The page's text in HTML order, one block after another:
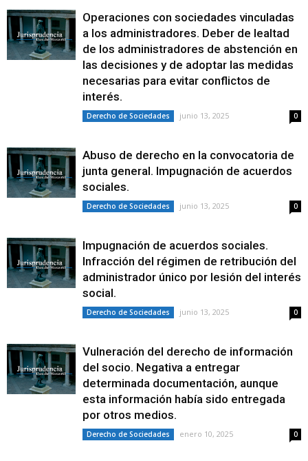
Operaciones con sociedades vinculadas
a los administradores. Deber de lealtad
de los administradores de abstención en
las decisiones y de adoptar las medidas
necesarias para evitar conflictos de
interés.
Derecho de Sociedades junio 13, 2025 0
Abuso de derecho en la convocatoria de
junta general. Impugnación de acuerdos
sociales.
Derecho de Sociedades junio 13, 2025 0
Impugnación de acuerdos sociales.
Infracción del régimen de retribución del
administrador único por lesión del interés
social.
Derecho de Sociedades junio 13, 2025 0
Vulneración del derecho de información
del socio. Negativa a entregar
determinada documentación, aunque
esta información había sido entregada
por otros medios.
Derecho de Sociedades enero 10, 2025 0